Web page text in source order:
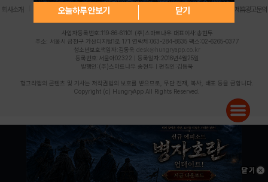
오늘하루 안보기 닫기
회사소개 | 개인정보 처리방침 불법촬영물 신고센터 제휴광고문의
사업자등록번호:119-86-61101 (주)스마트나우 대표이사:송현두
주소: 서울시 금천구 가산디지털1로 171 연락처:063-284-8635 팩스:02-6265-0377
청소년보호책임자:김동욱 desk@hungryapp.co.kr
등록번호:서울아02322 | 등록일자:2016년4월25일
발행인:(주)스마트나우 송현두 | 편집인:김동욱
헝그리앱의 콘텐츠 및 기사는 저작권법의 보호를 받으므로, 무단 전재, 복사, 배포 등을 금합니다.
Copyright (c) HungryApp All Rights Reserved.